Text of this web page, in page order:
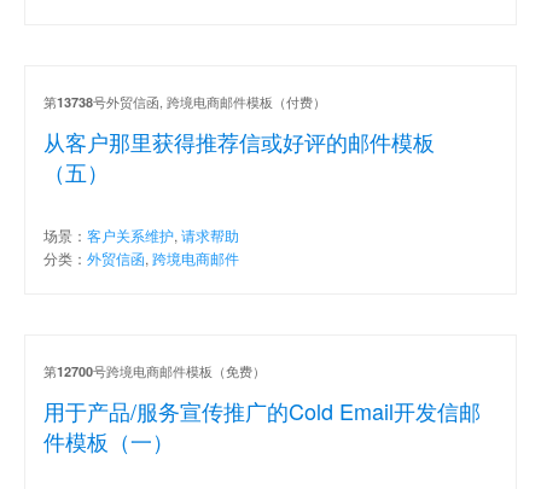
从客户那里获得推荐信或好评的邮件模板
（五）
第13738号外贸信函, 跨境电商邮件模板（付费）
场景： 客户关系维护, 请求帮助
分类： 外贸信函, 跨境电商邮件
用于产品/服务宣传推广的Cold Email开发信邮
件模板（一）
第12700号跨境电商邮件模板（免费）